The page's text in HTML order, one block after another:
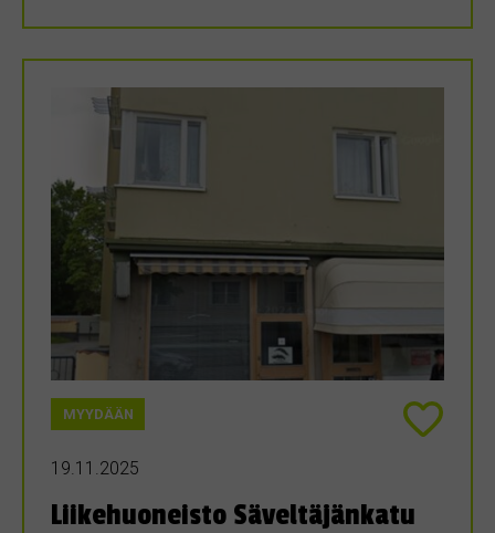
MYYDÄÄN
19.11.2025
Liikehuoneisto Säveltäjänkatu